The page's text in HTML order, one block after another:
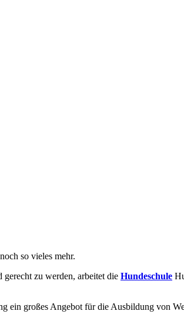
so vieles mehr.
zu werden, arbeitet die Hundeschule
ein großes Angebot für die Ausbildung von